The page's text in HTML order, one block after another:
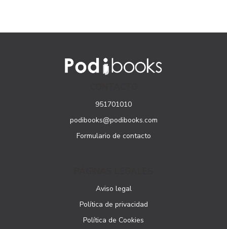
951701010
podibooks@podibooks.com
Formulario de contacto
Aviso legal
Política de privacidad
Política de Cookies